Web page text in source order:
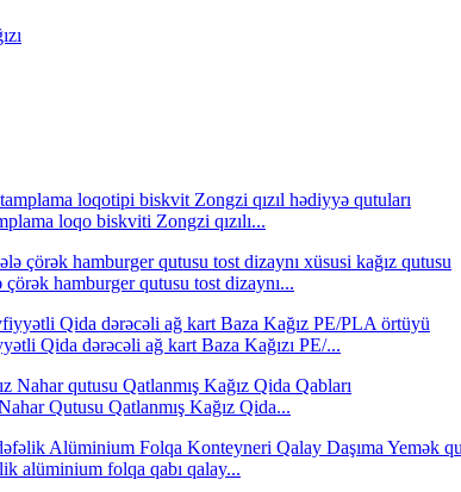
loqo biskviti Zongzi qızılı...
çörək hamburger qutusu tost dizaynı...
Qida dərəcəli ağ kart Baza Kağızı PE/...
Qutusu Qatlanmış Kağız Qida...
alüminium folqa qabı qalay...